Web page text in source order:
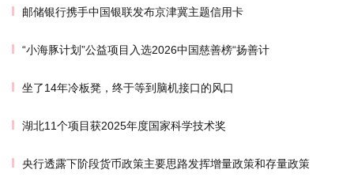
邮储银行携手中国银联发布京津冀主题信用卡
“小海豚计划”公益项目入选2026中国慈善榜“扬善计
坐了14年冷板凳，终于等到脑机接口的风口
湖北11个项目获2025年度国家科学技术奖
央行透露下阶段货币政策主要思路发挥增量政策和存量政策